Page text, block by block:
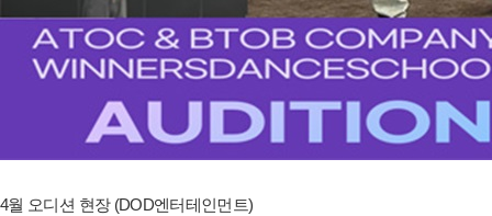
4월 오디션 현장 (DOD엔터테인먼트)